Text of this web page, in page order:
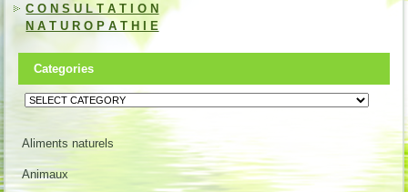
C O N S U L T A T I O N
N A T U R O P A T H I E
Categories
Categories
Aliments naturels
Animaux